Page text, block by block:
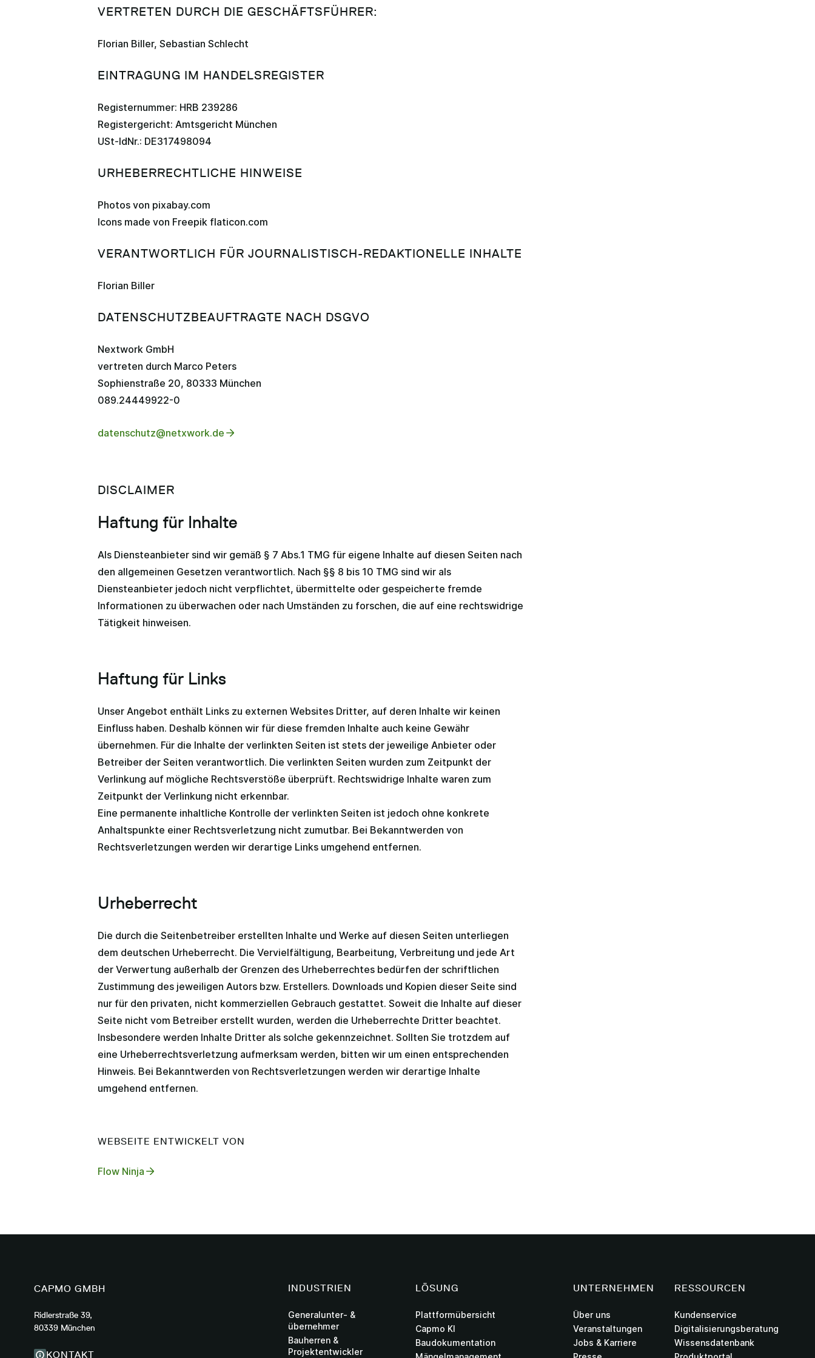
VERTRETEN DURCH DIE GESCHÄFTSFÜHRER:
Florian Biller, Sebastian Schlecht
EINTRAGUNG IM HANDELSREGISTER
Registernummer: HRB 239286
Registergericht: Amtsgericht München
USt-IdNr.: DE317498094
URHEBERRECHTLICHE HINWEISE
Photos von pixabay.com
Icons made von Freepik flaticon.com
VERANTWORTLICH FÜR JOURNALISTISCH-REDAKTIONELLE INHALTE
Florian Biller
DATENSCHUTZBEAUFTRAGTE NACH DSGVO
Nextwork GmbH
vertreten durch Marco Peters
Sophienstraße 20, 80333 München
089.24449922-0
datenschutz@netxwork.de
DISCLAIMER
Haftung für Inhalte
Als Diensteanbieter sind wir gemäß § 7 Abs.1 TMG für eigene Inhalte auf diesen Seiten nach
den allgemeinen Gesetzen verantwortlich. Nach §§ 8 bis 10 TMG sind wir als
Diensteanbieter jedoch nicht verpflichtet, übermittelte oder gespeicherte fremde
Informationen zu überwachen oder nach Umständen zu forschen, die auf eine rechtswidrige
Tätigkeit hinweisen.
Haftung für Links
Unser Angebot enthält Links zu externen Websites Dritter, auf deren Inhalte wir keinen
Einfluss haben. Deshalb können wir für diese fremden Inhalte auch keine Gewähr
übernehmen. Für die Inhalte der verlinkten Seiten ist stets der jeweilige Anbieter oder
Betreiber der Seiten verantwortlich. Die verlinkten Seiten wurden zum Zeitpunkt der
Verlinkung auf mögliche Rechtsverstöße überprüft. Rechtswidrige Inhalte waren zum
Zeitpunkt der Verlinkung nicht erkennbar.
Eine permanente inhaltliche Kontrolle der verlinkten Seiten ist jedoch ohne konkrete
Anhaltspunkte einer Rechtsverletzung nicht zumutbar. Bei Bekanntwerden von
Rechtsverletzungen werden wir derartige Links umgehend entfernen.
Urheberrecht
Die durch die Seitenbetreiber erstellten Inhalte und Werke auf diesen Seiten unterliegen
dem deutschen Urheberrecht. Die Vervielfältigung, Bearbeitung, Verbreitung und jede Art
der Verwertung außerhalb der Grenzen des Urheberrechtes bedürfen der schriftlichen
Zustimmung des jeweiligen Autors bzw. Erstellers. Downloads und Kopien dieser Seite sind
nur für den privaten, nicht kommerziellen Gebrauch gestattet. Soweit die Inhalte auf dieser
Seite nicht vom Betreiber erstellt wurden, werden die Urheberrechte Dritter beachtet.
Insbesondere werden Inhalte Dritter als solche gekennzeichnet. Sollten Sie trotzdem auf
eine Urheberrechtsverletzung aufmerksam werden, bitten wir um einen entsprechenden
Hinweis. Bei Bekanntwerden von Rechtsverletzungen werden wir derartige Inhalte
umgehend entfernen.
WEBSEITE ENTWICKELT VON
Flow Ninja
CAPMO GMBH
Ridlerstraße 39,
80339 München
KONTAKT
INDUSTRIEN
Generalunter- &
übernehmer
Bauherren &
Projektentwickler
LÖSUNG
Plattformübersicht
Capmo KI
Baudokumentation
UNTERNEHMEN
Über uns
Veranstaltungen
Jobs & Karriere
RESSOURCEN
Kundenservice
Digitalisierungsberatung
Wissensdatenbank